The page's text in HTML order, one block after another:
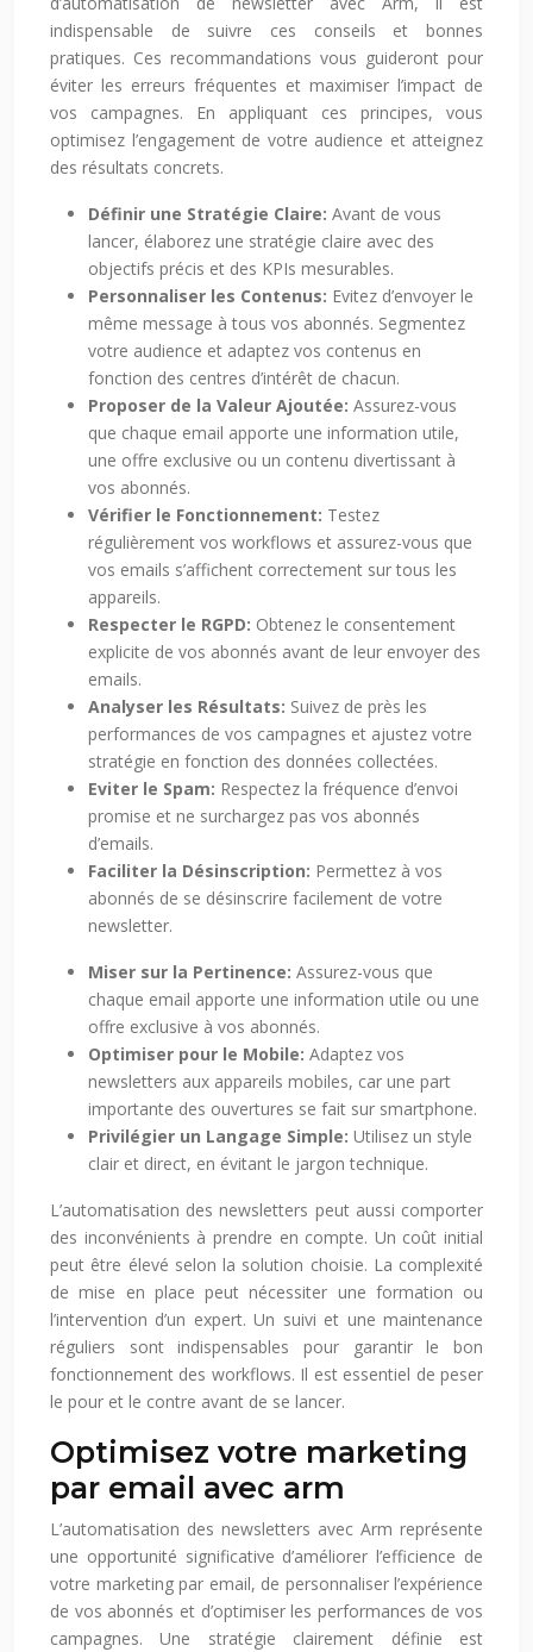
indispensable de suivre ces conseils et bonnes
pratiques. Ces recommandations vous guideront pour
éviter les erreurs fréquentes et maximiser l’impact de
vos campagnes. En appliquant ces principes, vous
optimisez l’engagement de votre audience et atteignez
des résultats concrets.
Définir une Stratégie Claire: Avant de vous
lancer, élaborez une stratégie claire avec des
objectifs précis et des KPIs mesurables.
Personnaliser les Contenus: Evitez d’envoyer le
même message à tous vos abonnés. Segmentez
votre audience et adaptez vos contenus en
fonction des centres d’intérêt de chacun.
Proposer de la Valeur Ajoutée: Assurez-vous
que chaque email apporte une information utile,
une offre exclusive ou un contenu divertissant à
vos abonnés.
Vérifier le Fonctionnement: Testez
régulièrement vos workflows et assurez-vous que
vos emails s’affichent correctement sur tous les
appareils.
Respecter le RGPD: Obtenez le consentement
explicite de vos abonnés avant de leur envoyer des
emails.
Analyser les Résultats: Suivez de près les
performances de vos campagnes et ajustez votre
stratégie en fonction des données collectées.
Eviter le Spam: Respectez la fréquence d’envoi
promise et ne surchargez pas vos abonnés
d’emails.
Faciliter la Désinscription: Permettez à vos
abonnés de se désinscrire facilement de votre
newsletter.
Miser sur la Pertinence: Assurez-vous que
chaque email apporte une information utile ou une
offre exclusive à vos abonnés.
Optimiser pour le Mobile: Adaptez vos
newsletters aux appareils mobiles, car une part
importante des ouvertures se fait sur smartphone.
Privilégier un Langage Simple: Utilisez un style
clair et direct, en évitant le jargon technique.
L’automatisation des newsletters peut aussi comporter
des inconvénients à prendre en compte. Un coût initial
peut être élevé selon la solution choisie. La complexité
de mise en place peut nécessiter une formation ou
l’intervention d’un expert. Un suivi et une maintenance
réguliers sont indispensables pour garantir le bon
fonctionnement des workflows. Il est essentiel de peser
le pour et le contre avant de se lancer.
Optimisez votre marketing
par email avec arm
L’automatisation des newsletters avec Arm représente
une opportunité significative d’améliorer l’efficience de
votre marketing par email, de personnaliser l’expérience
de vos abonnés et d’optimiser les performances de vos
campagnes. Une stratégie clairement définie est